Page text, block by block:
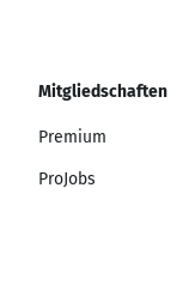
Mitgliedschaften
Premium
ProJobs